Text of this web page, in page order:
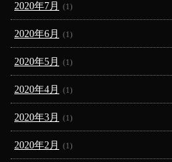
2020年7月 (1)
2020年6月 (1)
2020年5月 (1)
2020年4月 (1)
2020年3月 (1)
2020年2月 (1)